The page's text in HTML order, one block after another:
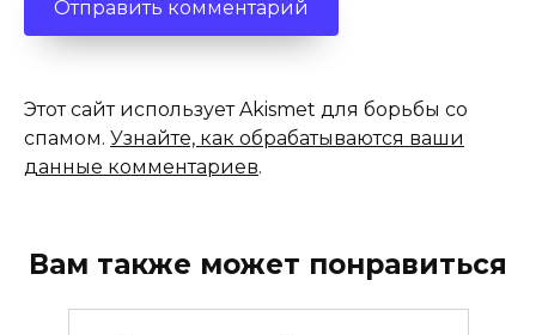
Этот сайт использует Akismet для борьбы со
спамом. Узнайте, как обрабатываются ваши
данные комментариев.
Вам также может понравиться